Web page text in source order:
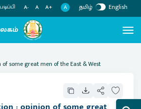
A- A A+ A தமிழ் English
some great men of the East & West